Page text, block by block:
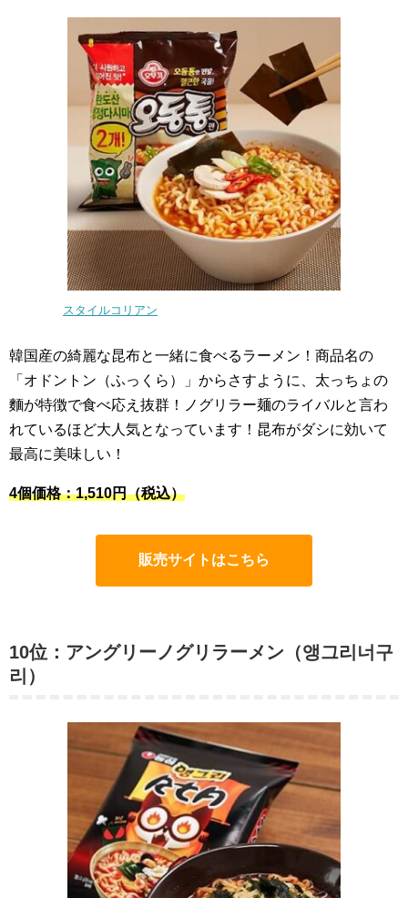
スタイルコリアン
韓国産の綺麗な昆布と一緒に食べるラーメン！商品名の
「オドントン（ふっくら）」からさすように、太っちょの
麵が特徴で食べ応え抜群！ノグリラー麺のライバルと言わ
れているほど大人気となっています！昆布がダシに効いて
最高に美味しい！
4個価格：1,510円（税込）
販売サイトはこちら
10位：アングリーノグリラーメン（앵그리너구
리）